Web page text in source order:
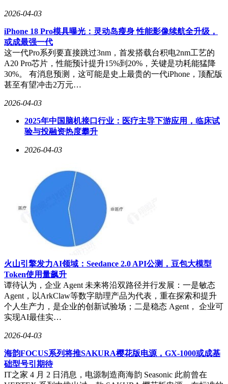
2026-04-03
iPhone 18 Pro模具曝光：灵动岛瘦身 性能影像续航全升级，
或成最强一代
这一代Pro系列要直接跳过3nm，首发搭载台积电2nm工艺的
A20 Pro芯片，性能预计提升15%到20%，关键是功耗能猛降
30%。 有消息预测，这可能是史上最贵的一代iPhone，顶配版
甚至有望冲击2万元…
2026-04-03
2025年中国脑机接口行业：医疗主导下游应用，临床试
验与投融资热度攀升
2026-04-03
火山引擎发力AI领域：Seedance 2.0 API公测，豆包大模型
Token使用量飙升
谭待认为，企业 Agent 未来将沿双路径并行发展：一是敏态
Agent，以ArkClaw等数字助理产品为代表，重在探索和提升
个人生产力，是企业的创新试验场；二是稳态 Agent， 企业可
实现AI最佳实…
2026-04-03
海韵FOCUS系列将推SAKURA樱花版电源，GX-1000或成基
础型号引期待
IT之家 4 月 2 日消息，电源制造商海韵 Seasonic 此前曾在